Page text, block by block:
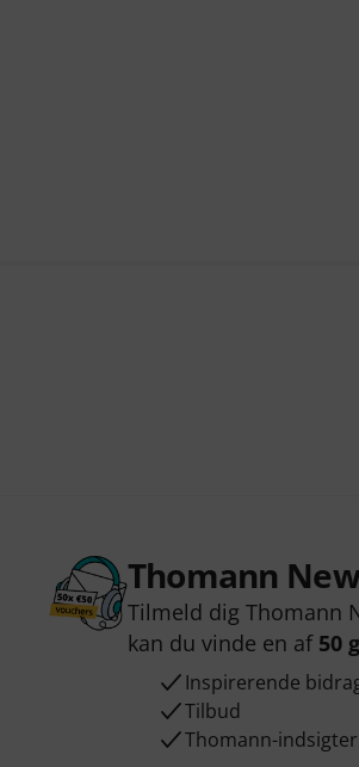
Thomann
Tilmeld dig Thomann
kan du vinde en af 50
Inspirerende
Tilbud
Thomann-indsigter